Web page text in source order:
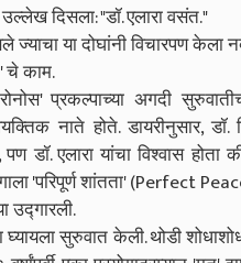
उल्लेख दिसला: "डॉ. एलारा वसंत."
या दोघांनी विचारपण केला
चे काम.
प्रकल्पाच्या अगदी
नाते होते. डायरीनुसार,
डॉ. एलारा यांचा विश्वास
'परिपूर्ण शांतता' (Perfect
उद्गारली.
घ्यायला सुरुवात केली. थोडी